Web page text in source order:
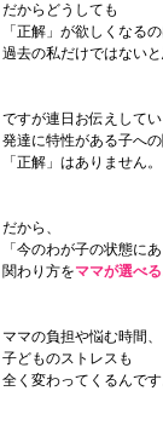
だからどうしても
「正解」が欲しくなる
過去の私だけではないと
ですが連日お伝えしてい
発達に特性がある子へ
「正解」はありません。
だから、
「今のわが子の状態にあ
関わり方をママが選べる
ママの負担や悩む時間、
子どものストレスも
全く変わってくるんです